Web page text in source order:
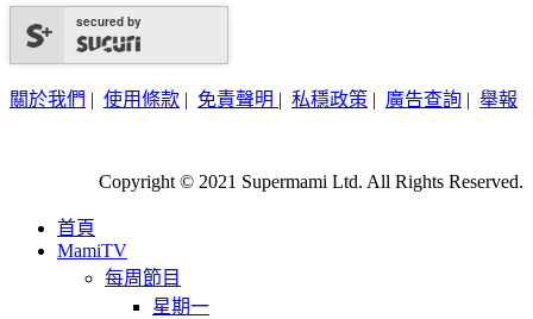
secured by
關於我們 | 使用條款 | 免責聲明 | 私穩政策 | 廣告查詢 | 舉報
Copyright © 2021 Supermami Ltd. All Rights Reserved.
首頁
MamiTV
每周節目
星期一